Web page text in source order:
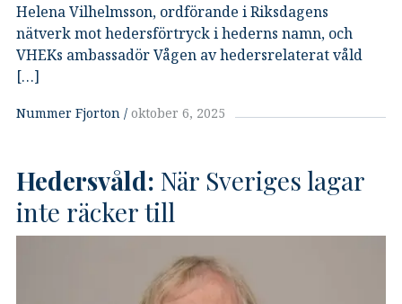
Helena Vilhelmsson, ordförande i Riksdagens
nätverk mot hedersförtryck i hederns namn, och
VHEKs ambassadör Vågen av hedersrelaterat våld
[…]
Nummer Fjorton oktober 6, 2025
Hedersvåld: När Sveriges lagar
inte räcker till